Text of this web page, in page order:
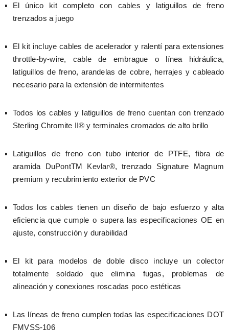
El único kit completo con cables y latiguillos de freno
trenzados a juego
El kit incluye cables de acelerador y ralentí para extensiones
throttle-by-wire, cable de embrague o línea hidráulica,
latiguillos de freno, arandelas de cobre, herrajes y cableado
necesario para la extensión de intermitentes
Todos los cables y latiguillos de freno cuentan con trenzado
Sterling Chromite II® y terminales cromados de alto brillo
Latiguillos de freno con tubo interior de PTFE, fibra de
aramida DuPontTM Kevlar®, trenzado Signature Magnum
premium y recubrimiento exterior de PVC
Todos los cables tienen un diseño de bajo esfuerzo y alta
eficiencia que cumple o supera las especificaciones OE en
ajuste, construcción y durabilidad
El kit para modelos de doble disco incluye un colector
totalmente soldado que elimina fugas, problemas de
alineación y conexiones roscadas poco estéticas
Las líneas de freno cumplen todas las especificaciones DOT
FMVSS-106